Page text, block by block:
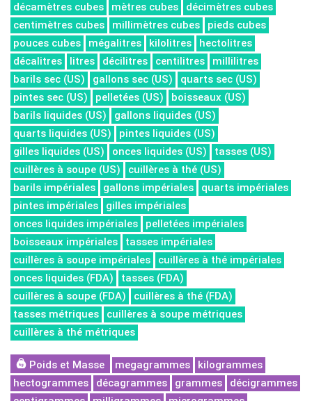
décamètres cubes
mètres cubes
décimètres cubes
centimètres cubes
millimètres cubes
pieds cubes
pouces cubes
mégalitres kilolitres
hectolitres
décalitres
litres décilitres centilitres
millilitres
barils sec (US)
gallons sec (US)
quarts sec (US)
pintes sec (US)
pelletées (US)
boisseaux (US)
barils liquides (US)
gallons liquides (US)
quarts liquides (US)
pintes liquides (US)
gilles liquides (US)
onces liquides (US)
tasses (US)
cuillères à soupe (US)
cuillères à thé (US)
barils impériales
gallons impériales
quarts impériales
pintes impériales
gilles impériales
onces liquides impériales
pelletées impériales
boisseaux impériales
tasses impériales
cuillères à soupe impériales
cuillères à thé impériales
onces liquides (FDA)
tasses (FDA)
cuillères à soupe (FDA)
cuillères à thé (FDA)
tasses métriques
cuillères à soupe métriques
cuillères à thé métriques
Poids et Masse megagrammes
kilogrammes
hectogrammes
décagrammes grammes
décigrammes